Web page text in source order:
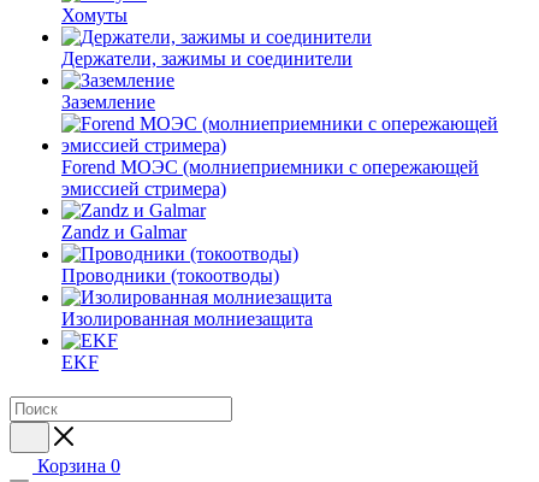
Хомуты
Держатели, зажимы и соединители
Заземление
Forend МОЭС (молниеприемники с опережающей
эмиссией стримера)
Zandz и Galmar
Проводники (токоотводы)
Изолированная молниезащита
EKF
Корзина 0